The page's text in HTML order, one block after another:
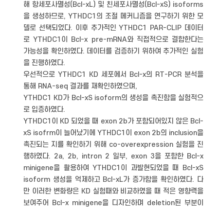
해 항세포사멸성(Bcl-xL) 및 친세포사멸성(Bcl-xS) isoforms
을 생성하므로, YTHDC1의 조절 메커니즘을 연구하기 위한 모
델로 선택되었다. 이후 추가적인 YTHDC1 PAR-CLIP 데이터
로 YTHDC1이 Bcl-x pre-mRNA와 직접적으로 결합한다는
가능성을 확인하였다. 데이터를 검증하기 위하여 추가적인 실험
을 진행하였다.
우선적으로 YTHDC1 KD 세포에서 Bcl-x의 RT-PCR 분석을
통해 RNA-seq 결과를 재확인하였으며,
YTHDC1 KD가 Bcl-xS isoform의 생성을 촉진함을 실험적으
로 입증하였다.
YTHDC1이 KD 되었을 때 exon 2b가 포함되어있지 않은 Bcl-
xS isofrm이 늘어났기에 YTHDC1이 exon 2b의 inclusion을
촉진되는 지를 확인하기 위해 co-overexpression 실험을 진
행하였다. 2a, 2b, intron 2 일부, exon 3을 포함한 Bcl-x
minigene을 활용하여 YTHDC1이 과발현되었을 때 Bcl-xS
isoform 생성을 억제하고 Bcl-xL가 증가함을 확인하였다. 다
만 이러한 변화량은 KD 실험때와 비교하였을 때 적은 영향력을
보여주어 Bcl-x minigene을 디자인하며 deletion된 부분이